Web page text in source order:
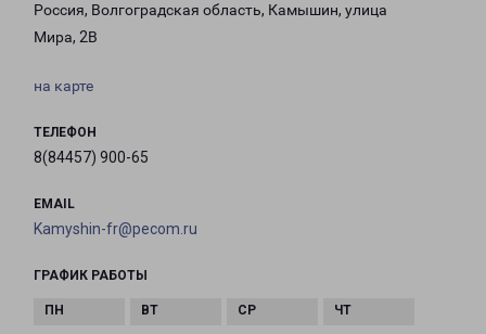
Россия, Волгоградская область, Камышин, улица
Мира, 2В
на карте
ТЕЛЕФОН
8(84457) 900-65
EMAIL
Kamyshin-fr@pecom.ru
ГРАФИК РАБОТЫ